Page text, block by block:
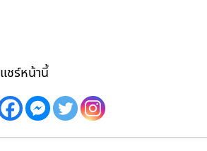
แชร์หน้านี้